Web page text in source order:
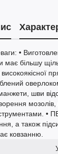
•
має більшу
шви
мозолів,
•
а також
ковзанню.